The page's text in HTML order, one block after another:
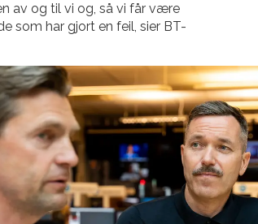
av og til vi og, så vi får være
som har gjort en feil, sier BT-